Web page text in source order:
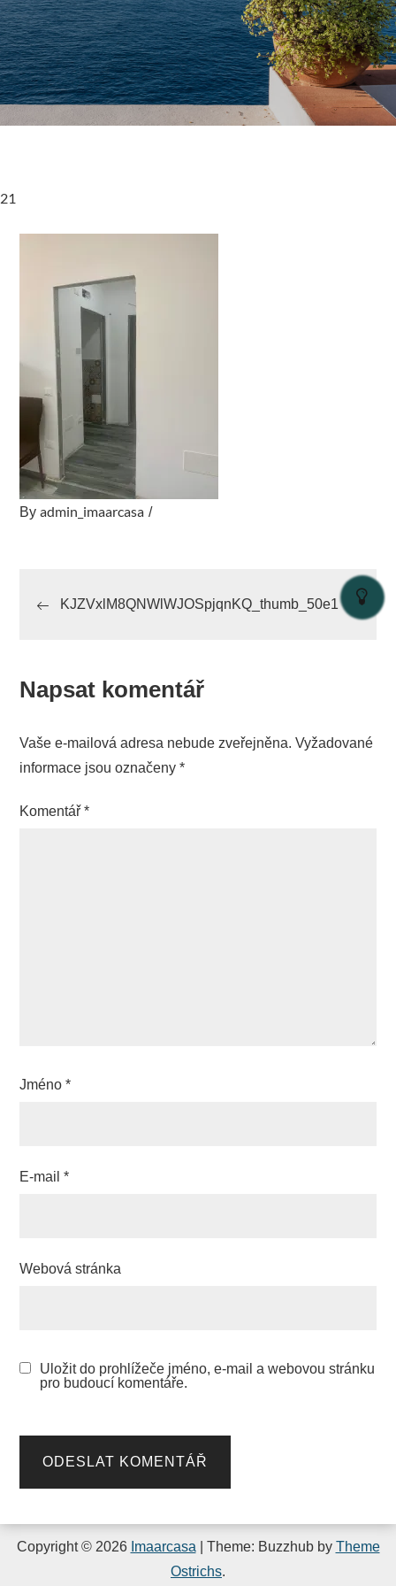
Byadmin_imaarcasa
Navigace
příspěvek
KJZVxlM8QNWlWJOSpjqnKQ_thumb_50e1
Napsat komentář
Vaše e-mailová adresa nebude zveřejněna. Vyžadované
informace jsou označeny*
Komentář*
Jméno*
E-mail*
Webová stránka
Uložit do prohlížeče jméno, e-mail a webovou stránku
pro budoucí komentáře.
Copyright © 2026 Imaarcasa | Theme: Buzzhub by Theme
Ostrichs.